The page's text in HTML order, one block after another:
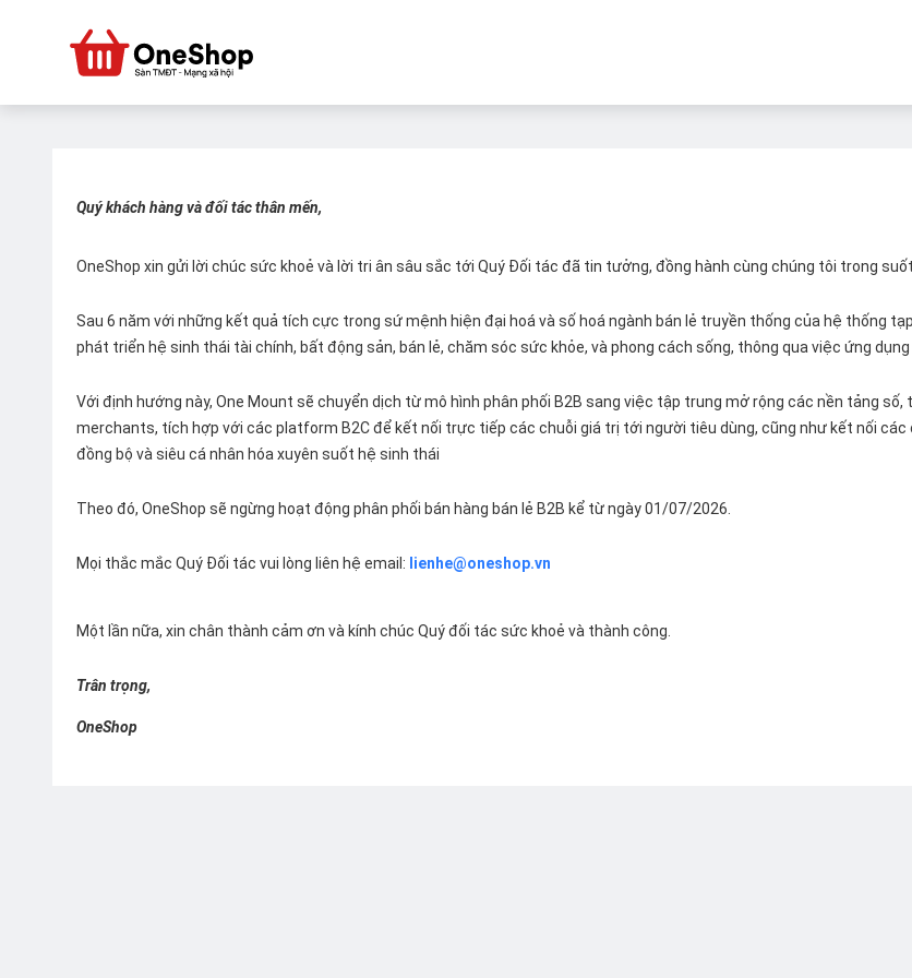
Quý khách hàng và đối tác thân mến,
OneShop xin gửi lời chúc sức khoẻ và lời tri ân sâu sắc tới Quý Đối tác đã tin tưởng, đồng hành cùng chúng tôi trong
Sau 6 năm với những kết quả tích cực trong sứ mệnh hiện đại hoá và số hoá ngành bán lẻ truyền thống của hệ thống
phát triển hệ sinh thái tài chính, bất động sản, bán lẻ, chăm sóc sức khỏe, và phong cách sống, thông qua việc ứng dụng
Với định hướng này, One Mount sẽ chuyển dịch từ mô hình phân phối B2B sang việc tập trung mở rộng các nền tảng
merchants, tích hợp với các platform B2C để kết nối trực tiếp các chuỗi giá trị tới người tiêu dùng, cũng như kết nối
đồng bộ và siêu cá nhân hóa xuyên suốt hệ sinh thái
Theo đó, OneShop sẽ ngừng hoạt động phân phối bán hàng bán lẻ B2B kể từ ngày 01/07/2026.
Mọi thắc mắc Quý Đối tác vui lòng liên hệ email: lienhe@oneshop.vn
Một lần nữa, xin chân thành cảm ơn và kính chúc Quý đối tác sức khoẻ và thành công.
Trân trọng,
OneShop